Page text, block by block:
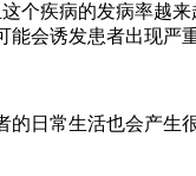
个疾病的发病率越
会诱发患者出现严
的日常生活也会产